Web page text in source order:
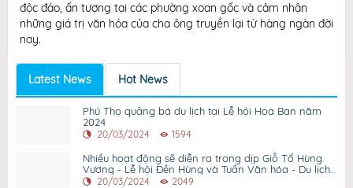
độc đáo, ấn tượng tại các phường xoan gốc và cảm nhận
những giá trị văn hóa của cha ông truyền lại từ hàng ngàn đời
nay.
Latest News Hot News
Phú Thọ quảng bá du lịch tại Lễ hội Hoa Ban năm
2024
20/03/2024 1594
Nhiều hoạt động sẽ diễn ra trong dịp Giỗ Tổ Hùng
Vương - Lễ hội Đền Hùng và Tuần Văn hóa - Du lịch
Đất Tổ năm 2024.
20/03/2024 2049